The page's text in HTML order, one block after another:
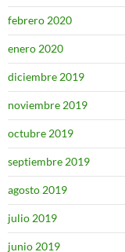
febrero 2020
enero 2020
diciembre 2019
noviembre 2019
octubre 2019
septiembre 2019
agosto 2019
julio 2019
junio 2019